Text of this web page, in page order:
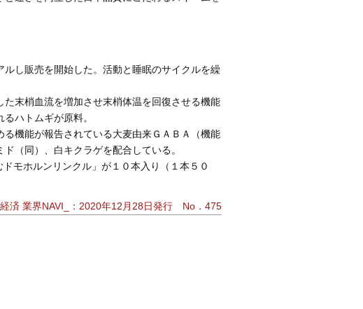
し販売を開始した。活動と睡眠のサイクルを繰
末梢血流を増加させ末梢体温を回復させる機能
ハトムギが原料。
機能が報告されている大麦由来ＧＡＢＡ（機能
（同）、白キクラゲを配合している。
モホルンリンクル」が１０本入り（１本５０
経済 業界NAVI_：2020年12月28日発行 No．475